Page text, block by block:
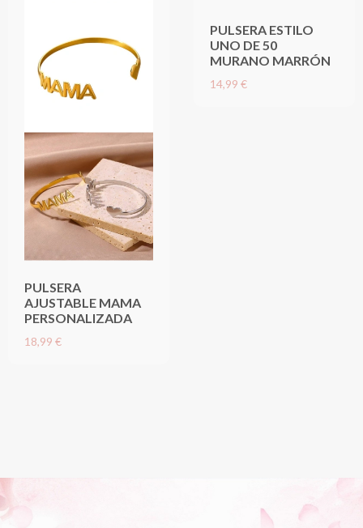
PULSERA
AJUSTABLE MAMA
PERSONALIZADA
18,99 €
PULSERA ESTILO
UNO DE 50
MURANO MARRÓN
14,99 €